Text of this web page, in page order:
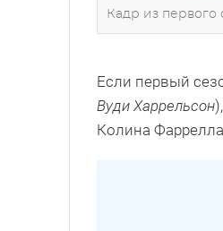
Кадр из первого
Если первый
Вуди Харрельсон
Колина